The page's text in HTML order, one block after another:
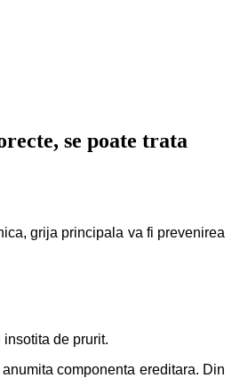
se poate trata
grija principala va fi prevenirea
de prurit.
componenta ereditara. Din